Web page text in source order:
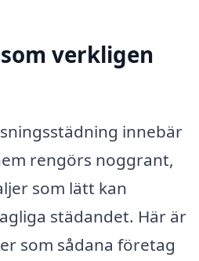
verkligen
innebär
rengörs noggrant,
som lätt kan
städandet. Här är
som sådana företag